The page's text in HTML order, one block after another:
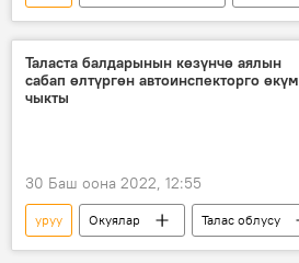
тулпар
Таласта балдарынын көзүнчө аялын
сабап өлтүргөн автоинспекторго өкүм
чыкты
30 Баш оона 2022, 12:55
уруу Окуялар
Талас облусу
аял
инспектор
сабоо